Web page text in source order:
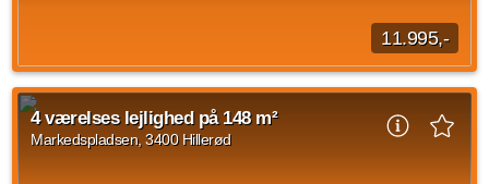
11.995,-
Denne indbydende 2-værelses lejlighed på 61 m² har en
attraktiv vestvendt placering, som sikrer et skønt
eftermiddags- og aftensollys. Samtidig ligger...
Kilde: home
4 værelses lejlighed på 148 m²
Markedspladsen, 3400 Hillerød